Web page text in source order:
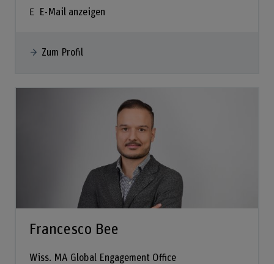
E-Mail anzeigen
Zum Profil
Francesco Bee
Wiss. MA Global Engagement Office